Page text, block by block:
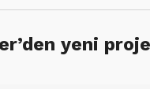
yeni